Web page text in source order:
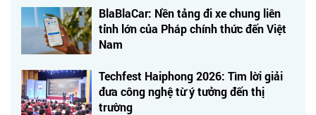
BlaBlaCar: Nền tảng đi xe chung liên
tỉnh lớn của Pháp chính thức đến Việt
Nam
Techfest Haiphong 2026: Tìm lời giải
đưa công nghệ từ ý tưởng đến thị
trường